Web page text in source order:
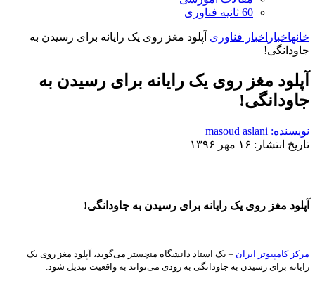
60 ثانیه فناوری
خانهاخبار اخبار فناوری آپلود مغز روی یک رایانه برای رسیدن به
جاودانگی!
آپلود مغز روی یک رایانه برای رسیدن به
جاودانگی!
نویسنده: masoud aslani
تاریخ انتشار: ۱۶ مهر ۱۳۹۶
آپلود مغز روی یک رایانه برای رسیدن به جاودانگی!
مرکز کامپیوتر ایران – یک استاد دانشگاه منچستر می‌گوید، آپلود مغز روی یک
رایانه برای رسیدن به جاودانگی به زودی می‌تواند به واقعیت تبدیل شود.